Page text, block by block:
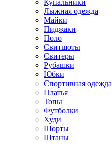
Купальники
Лыжная одежда
Майки
Пиджаки
Поло
Свитшоты
Свитеры
Рубашки
Юбки
Спортивная одежда
Платья
Топы
Футболки
Худи
Шорты
Штаны